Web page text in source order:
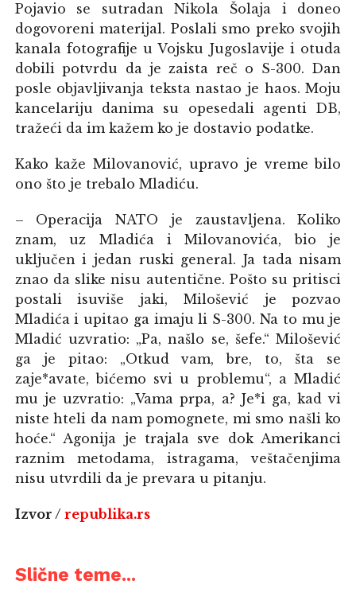
Pojavio se sutradan Nikola Šolaja i doneo
dogovoreni materijal. Poslali smo preko svojih
kanala fotografije u Vojsku Jugoslavije i otuda
dobili potvrdu da je zaista reč o S-300. Dan
posle objavljivanja teksta nastao je haos. Moju
kancelariju danima su opesedali agenti DB,
tražeći da im kažem ko je dostavio podatke.
Kako kaže Milovanović, upravo je vreme bilo
ono što je trebalo Mladiću.
– Operacija NATO je zaustavljena. Koliko
znam, uz Mladića i Milovanovića, bio je
uključen i jedan ruski general. Ja tada nisam
znao da slike nisu autentične. Pošto su pritisci
postali isuviše jaki, Milošević je pozvao
Mladića i upitao ga imaju li S-300. Na to mu je
Mladić uzvratio: „Pa, našlo se, šefe.“ Milošević
ga je pitao: „Otkud vam, bre, to, šta se
zaje*avate, bićemo svi u problemu“, a Mladić
mu je uzvratio: „Vama prpa, a? Je*i ga, kad vi
niste hteli da nam pomognete, mi smo našli ko
hoće.“ Agonija je trajala sve dok Amerikanci
raznim metodama, istragama, veštačenjima
nisu utvrdili da je prevara u pitanju.
Izvor / republika.rs
Slične teme...